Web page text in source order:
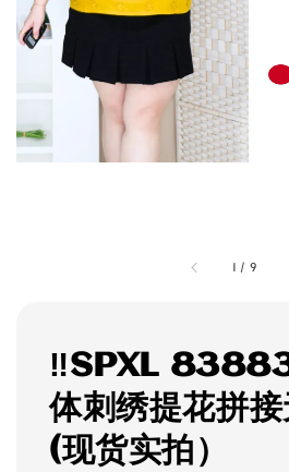
1 / 9
‼️SPXL
体刺绣提花拼
(现货实拍）